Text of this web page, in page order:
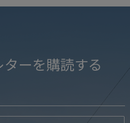
ーを購読する